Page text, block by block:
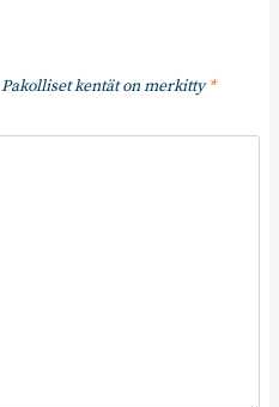
Pakolliset kentät on merkitty*